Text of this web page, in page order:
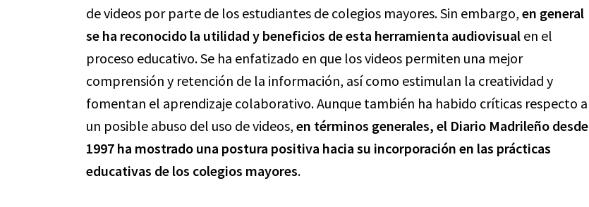
de videos por parte de los estudiantes de colegios mayores. Sin embargo, en general
se ha reconocido la utilidad y beneficios de esta herramienta audiovisual en el
proceso educativo. Se ha enfatizado en que los videos permiten una mejor
comprensión y retención de la información, así como estimulan la creatividad y
fomentan el aprendizaje colaborativo. Aunque también ha habido críticas respecto a
un posible abuso del uso de videos, en términos generales, el Diario Madrileño desde
1997 ha mostrado una postura positiva hacia su incorporación en las prácticas
educativas de los colegios mayores.